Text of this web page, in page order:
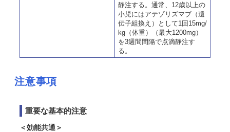
静注する。通常、12歳以上の
小児にはアテゾリズマブ（遺
伝子組換え）として1回15mg/
kg（体重）（最大1200mg）
を3週間間隔で点滴静注す
る。
注意事項
重要な基本的注意
＜効能共通＞